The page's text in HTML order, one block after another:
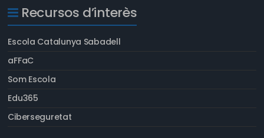
Recursos d’interès
Escola Catalunya Sabadell
aFFaC
Som Escola
Edu365
Ciberseguretat